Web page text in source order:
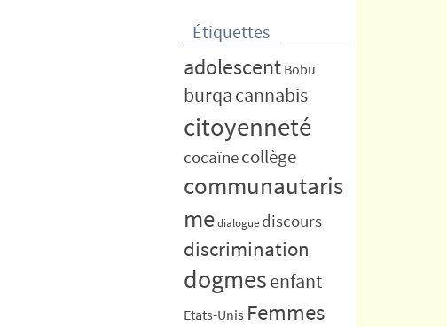
Étiquettes
adolescent Bobu
burqacannabis
citoyenneté
cocaïnecollège
communautaris
medialogue discours
discrimination
dogmesenfant
Etats-Unis Femmes